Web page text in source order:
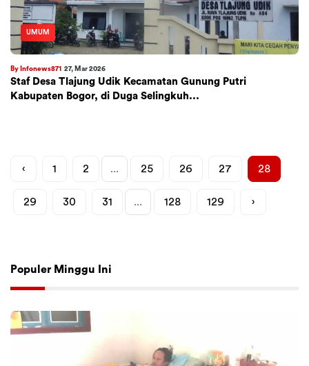
UMUM
By Infonews871 27, Mar 2026
Staf Desa Tlajung Udik Kecamatan Gunung Putri
Kabupaten Bogor, di Duga Selingkuh...
‹ 1 2 ... 25 26 27 28
29 30 31 ... 128 129 ›
Populer Minggu Ini